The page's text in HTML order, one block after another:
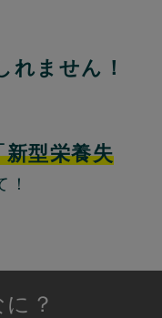
れません！
新型栄養失
？